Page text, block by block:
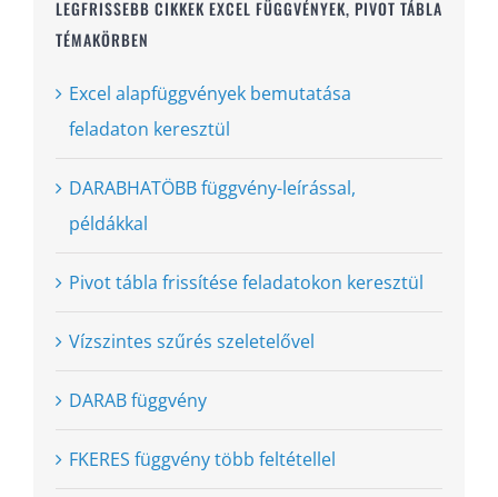
LEGFRISSEBB CIKKEK EXCEL FÜGGVÉNYEK, PIVOT TÁBLA
TÉMAKÖRBEN
Excel alapfüggvények bemutatása
feladaton keresztül
DARABHATÖBB függvény-leírással,
példákkal
Pivot tábla frissítése feladatokon keresztül
Vízszintes szűrés szeletelővel
DARAB függvény
FKERES függvény több feltétellel